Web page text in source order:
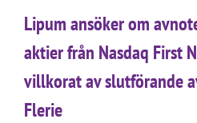
Lipum ansöker om
aktier från Nasdaq First
villkorat av slutförande
Flerie